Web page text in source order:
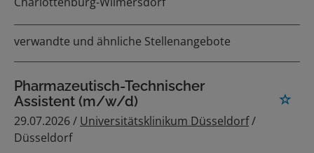
verwandte und ähnliche Stellenangebote
Pharmazeutisch-Technischer
Assistent (m/w/d)
29.07.2026 / Universitätsklinikum Düsseldorf/
Düsseldorf